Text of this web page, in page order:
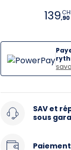
139,90
SAV et
sous